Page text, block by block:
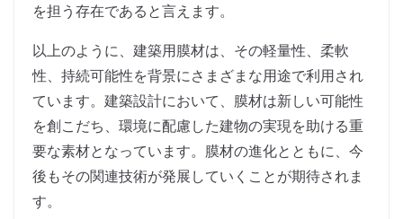
を担う存在であると言えます。
以上のように、建築用膜材は、その軽量性、柔軟
性、持続可能性を背景にさまざまな用途で利用され
ています。建築設計において、膜材は新しい可能性
を創こだち、環境に配慮した建物の実現を助ける重
要な素材となっています。膜材の進化とともに、今
後もその関連技術が発展していくことが期待されま
す。